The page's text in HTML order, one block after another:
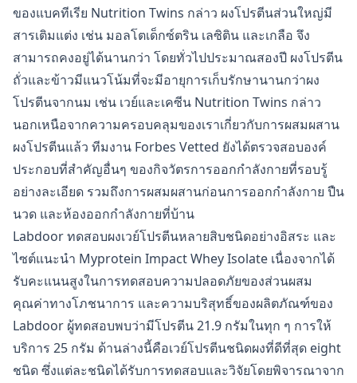
ของแบคทีเรีย Nutrition Twins กล่าว ผงโปรตีนส่วนใหญ่มี
สารเติมแต่ง เช่น มอลโตเด็กซ์ตริน เลซิติน และเกลือ จึง
สามารถคงอยู่ได้นานกว่า โดยทั่วไปประมาณสองปี ผงโปรตีน
ถั่วและข้าวมีแนวโน้มที่จะมีอายุการเก็บรักษานานกว่าผง
โปรตีนจากนม เช่น เวย์และเคซีน Nutrition Twins กล่าว
นอกเหนือจากความครอบคลุมของเราเกี่ยวกับการผสมผสาน
ผงโปรตีนแล้ว ทีมงาน Forbes Vetted ยังได้ตรวจสอบองค์
ประกอบที่สำคัญอื่นๆ ของกิจวัตรการออกกำลังกายที่รอบรู้
อย่างละเอียด รวมถึงการผสมผสานก่อนการออกกำลังกาย ปืน
นวด และห้องออกกำลังกายที่บ้าน
Labdoor ทดสอบผงเวย์โปรตีนหลายสิบชนิดอย่างอิสระ และ
ไซต์แนะนำ Myprotein Impact Whey Isolate เนื่องจากได้
รับคะแนนสูงในการทดสอบความปลอดภัยของส่วนผสม
คุณค่าทางโภชนาการ และความบริสุทธิ์ของผลิตภัณฑ์ของ
Labdoor ผู้ทดสอบพบว่ามีโปรตีน 21.9 กรัมในทุก ๆ การให้
บริการ 25 กรัม ด้านล่างนี้คือเวย์โปรตีนชนิดผงที่ดีที่สุด eight
ชนิด ซึ่งแต่ละชนิดได้รับการทดสอบและวิจัยโดยพิจารณาจาก